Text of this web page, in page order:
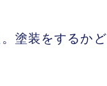
塗装をする